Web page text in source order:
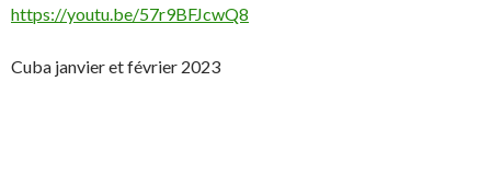
https://youtu.be/57r9BFJcwQ8
Cuba janvier et février 2023